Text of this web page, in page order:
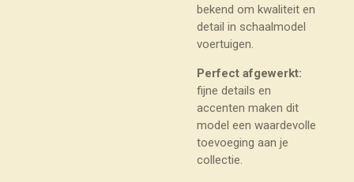
bekend om kwaliteit en
detail in schaalmodel
voertuigen.
Perfect afgewerkt:
fijne details en
accenten maken dit
model een waardevolle
toevoeging aan je
collectie.